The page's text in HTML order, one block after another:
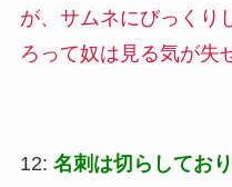
が、サムネにびっくり
ろって奴は見る気が失
12: 名刺は切らしてお